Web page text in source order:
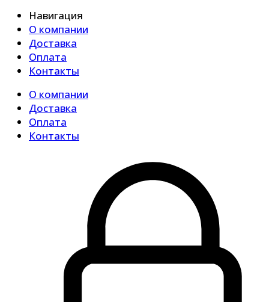
Навигация
О компании
Доставка
Оплата
Контакты
О компании
Доставка
Оплата
Контакты